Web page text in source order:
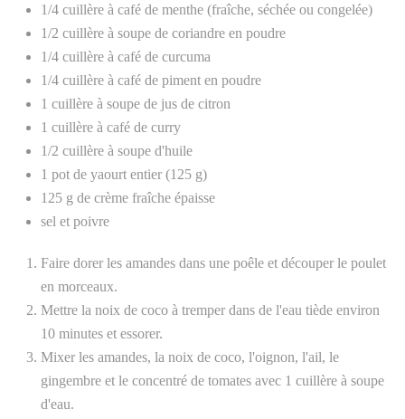
1/4 cuillère à café de menthe (fraîche, séchée ou congelée)
1/2 cuillère à soupe de coriandre en poudre
1/4 cuillère à café de curcuma
1/4 cuillère à café de piment en poudre
1 cuillère à soupe de jus de citron
1 cuillère à café de curry
1/2 cuillère à soupe d'huile
1 pot de yaourt entier (125 g)
125 g de crème fraîche épaisse
sel et poivre
Faire dorer les amandes dans une poêle et découper le poulet
en morceaux.
Mettre la noix de coco à tremper dans de l'eau tiède environ
10 minutes et essorer.
Mixer les amandes, la noix de coco, l'oignon, l'ail, le
gingembre et le concentré de tomates avec 1 cuillère à soupe
d'eau.